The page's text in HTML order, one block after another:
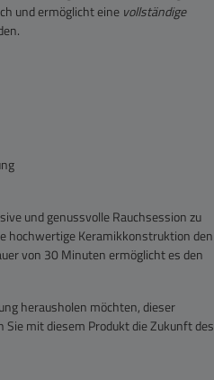
und ermöglicht eine vollständige
und genussvolle Rauchsession zu
hochwertige Keramikkonstruktion den
von 30 Minuten ermöglicht es den
herausholen möchten, dieser
Sie mit diesem Produkt die Zukunft des